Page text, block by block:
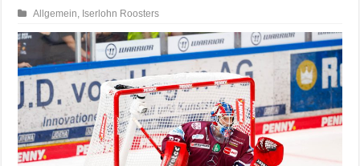
Allgemein Iserlohn Roosters